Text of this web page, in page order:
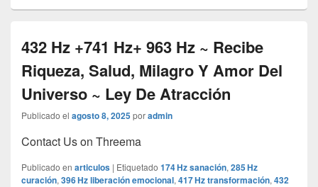
432 Hz +741 Hz+ 963 Hz ~ Recibe
Riqueza, Salud, Milagro Y Amor Del
Universo ~ Ley De Atracción
Publicado el agosto 8, 2025poradmin
Contact Us on Threema
Publicado en articulos | Etiquetado 174 Hz sanación, 285 Hz
curación, 396 Hz liberación emocional, 417 Hz transformación, 432